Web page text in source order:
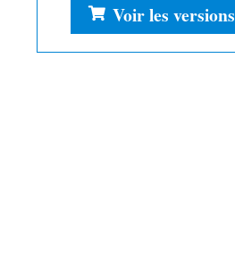
Voir les versions